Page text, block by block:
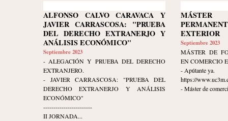
ALFONSO CALVO CARAVACA Y
JAVIER CARRASCOSA: "PRUEBA
DEL DERECHO EXTRANERJO Y
ANÁLISIS ECONÓMICO"
Septiembre 2023
- ALEGACIÓN Y PRUEBA DEL DERECHO
EXTRANJERO.
- JAVIER CARRASCOSA: "PRUEBA DEL
DERECHO EXTRANERJO Y ANÁLISIS
ECONÓMICO"
------------------------
II JORNADA...
MÁSTER
EXTERIOR
Septiembre 2023
MÁSTER DE
EN COMERCIO
- Apútante ya.
https://
- Máster de